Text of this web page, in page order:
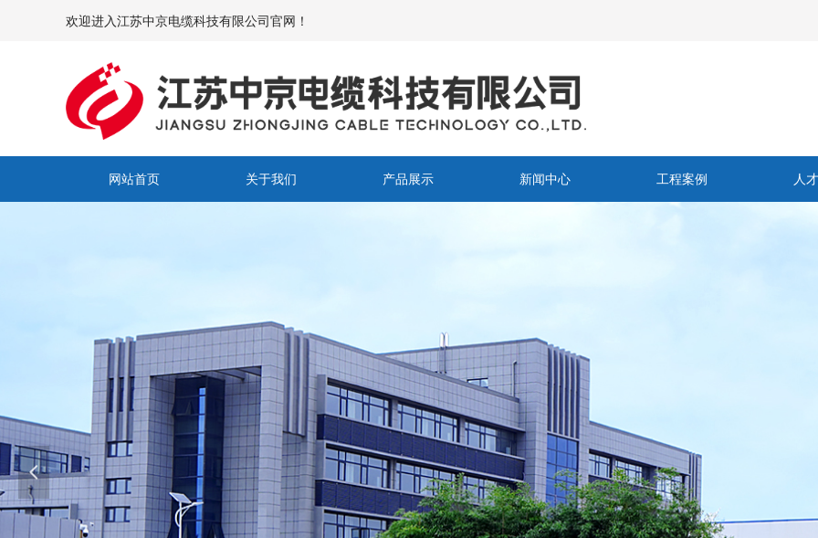
欢迎进入江苏中京电缆科技有限公司官网！
넳
网站首页 关于我们 产品展示 新闻中心 工程案例 人